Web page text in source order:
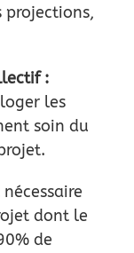
projections,
:
les
soin du
dont le
de